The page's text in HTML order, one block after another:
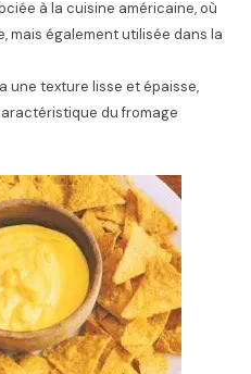
à la cuisine américaine, où
mais également utilisée dans la
une texture lisse et épaisse,
du fromage